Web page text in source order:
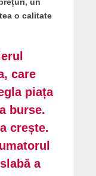
un
o calitate
care
piața
burse.
crește.
a